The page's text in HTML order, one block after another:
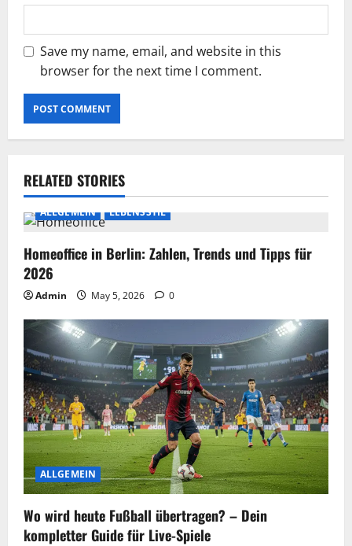
Save my name, email, and website in this
browser for the next time I comment.
RELATED STORIES
ALLGEMEIN LEBENSSTIL
Homeoffice in Berlin: Zahlen, Trends und Tipps für
2026
Admin May 5, 2026 0
ALLGEMEIN
Wo wird heute Fußball übertragen? – Dein
kompletter Guide für Live-Spiele